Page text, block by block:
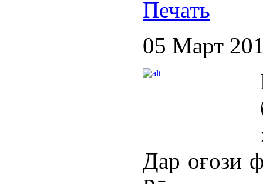
05 Март
Дар оғози